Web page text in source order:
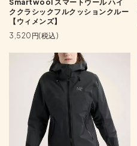
Smartwool スマートウール ハイ
ククラシックフルクッションクルー
【ウィメンズ】
3,520円(税込)